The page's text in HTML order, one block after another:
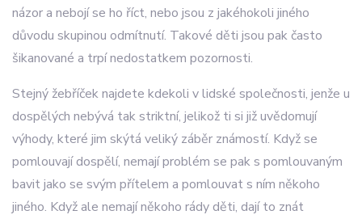
názor a nebojí se ho říct, nebo jsou z jakéhokoli jiného
důvodu skupinou odmítnutí. Takové děti jsou pak často
šikanované a trpí nedostatkem pozornosti.
Stejný žebříček najdete kdekoli v lidské společnosti, jenže u
dospělých nebývá tak striktní, jelikož ti si již uvědomují
výhody, které jim skýtá veliký záběr známostí. Když se
pomlouvají dospělí, nemají problém se pak s pomlouvaným
bavit jako se svým přítelem a pomlouvat s ním někoho
jiného. Když ale nemají někoho rády děti, dají to znát